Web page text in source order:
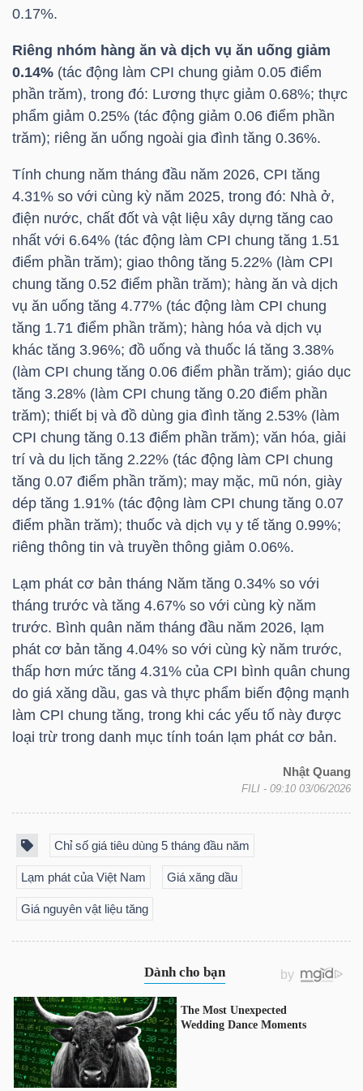
0.17%.
Riêng nhóm hàng ăn và dịch vụ ăn uống giảm
0.14% (tác động làm CPI chung giảm 0.05 điểm
phần trăm), trong đó: Lương thực giảm 0.68%; thực
phẩm giảm 0.25% (tác động giảm 0.06 điểm phần
trăm); riêng ăn uống ngoài gia đình tăng 0.36%.
Tính chung năm tháng đầu năm 2026, CPI tăng
4.31% so với cùng kỳ năm 2025, trong đó: Nhà ở,
điện nước, chất đốt và vật liệu xây dựng tăng cao
nhất với 6.64% (tác động làm CPI chung tăng 1.51
điểm phần trăm); giao thông tăng 5.22% (làm CPI
chung tăng 0.52 điểm phần trăm); hàng ăn và dịch
vụ ăn uống tăng 4.77% (tác động làm CPI chung
tăng 1.71 điểm phần trăm); hàng hóa và dịch vụ
khác tăng 3.96%; đồ uống và thuốc lá tăng 3.38%
(làm CPI chung tăng 0.06 điểm phần trăm); giáo dục
tăng 3.28% (làm CPI chung tăng 0.20 điểm phần
trăm); thiết bị và đồ dùng gia đình tăng 2.53% (làm
CPI chung tăng 0.13 điểm phần trăm); văn hóa, giải
trí và du lịch tăng 2.22% (tác động làm CPI chung
tăng 0.07 điểm phần trăm); may mặc, mũ nón, giày
dép tăng 1.91% (tác động làm CPI chung tăng 0.07
điểm phần trăm); thuốc và dịch vụ y tế tăng 0.99%;
riêng thông tin và truyền thông giảm 0.06%.
Lạm phát cơ bản tháng Năm tăng 0.34% so với
tháng trước và tăng 4.67% so với cùng kỳ năm
trước. Bình quân năm tháng đầu năm 2026, lạm
phát cơ bản tăng 4.04% so với cùng kỳ năm trước,
thấp hơn mức tăng 4.31% của CPI bình quân chung
do giá xăng dầu, gas và thực phẩm biến động mạnh
làm CPI chung tăng, trong khi các yếu tố này được
loại trừ trong danh mục tính toán lạm phát cơ bản.
Nhật Quang
FILI - 09:10 03/06/2026
Chỉ số giá tiêu dùng 5 tháng đầu năm
Lạm phát của Việt Nam Giá xăng dầu
Giá nguyên vật liệu tăng
YẾU
TIÊU
DÙNG
YẾU
CHĂM
SÓC
KHỎE
TÀI
CHÍNH
NGHỆ
THÔNG
TIN
DỊCH
BẤT
ĐỘNG
SẢN